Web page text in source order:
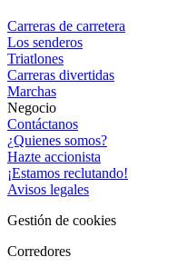
Carreras de carretera
Los senderos
Triatlones
Carreras divertidas
Marchas
Negocio
Contáctanos
¿Quienes somos?
Hazte accionista
¡Estamos reclutando!
Avisos legales
Gestión de cookies
Corredores